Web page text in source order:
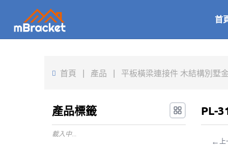
首
首頁 | 產品 | 平板橫梁連接件 木結構別墅
PL-
←
產品標籤
載入中...